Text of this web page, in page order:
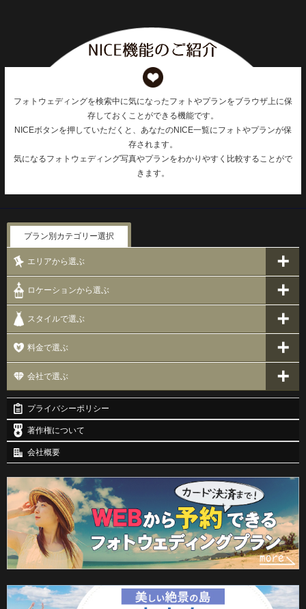
フォトウェディングを検索中に気になったフォトやプランをブラウザ上に保
存しておくことができる機能です。
NICEボタンを押していただくと、あなたのNICE一覧にフォトやプランが保
存されます。
気になるフォトウェディング写真やプランをわかりやすく比較することがで
きます。
プラン別カテゴリー選択
エリアから選ぶ
ロケーションから選ぶ
スタイルで選ぶ
料金で選ぶ
会社で選ぶ
プライバシーポリシー
著作権について
会社概要